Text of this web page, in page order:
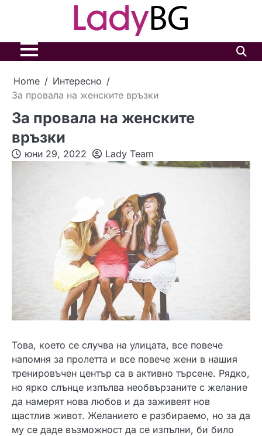
Home
Интересно
За провала на женските връзки
За провала на женските
връзки
юни 29, 2022 Lady Team
Това, което се случва на улицата, все повече
напомня за пролетта и все повече жени в нашия
тренировъчен център са в активно търсене. Рядко,
но ярко слънце изпълва необвързаните с желание
да намерят нова любов и да заживеят нов
щастлив живот. Желанието е разбираемо, но за да
му се даде възможност да се изпълни, би било